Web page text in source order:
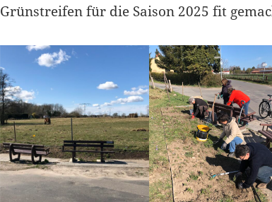
Grünstreifen für die Saison 2025 fit